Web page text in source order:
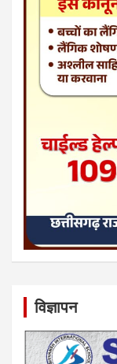
विज्ञापन